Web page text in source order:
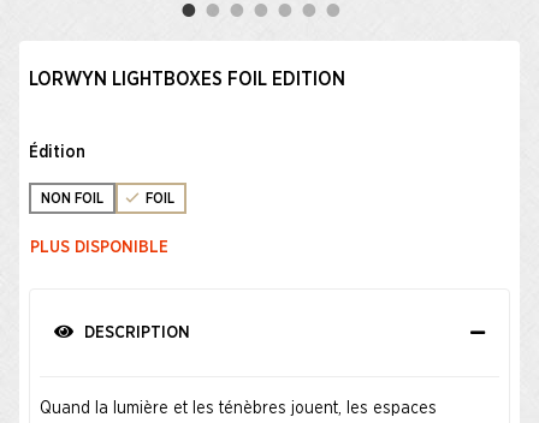
LORWYN LIGHTBOXES FOIL EDITION
Édition
NON FOIL FOIL
PLUS DISPONIBLE
DESCRIPTION
Quand la lumière et les ténèbres jouent, les espaces